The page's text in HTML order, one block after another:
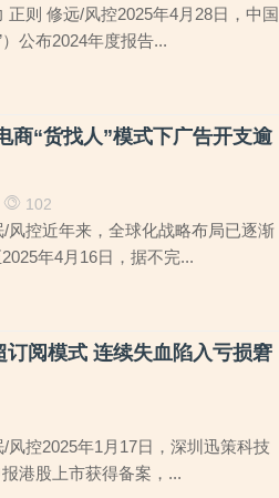
正则 修远/风控2025年4月28日，中国
公布2024年度报告...
商“货找人”模式下广告开支逾
102
风控近年来，全球化战略布局已逐渐
年4月16日，据不完...
阅模式 连续失血陷入亏损窘
风控2025年1月17日，深圳迅策科技
港股上市获得备案，...